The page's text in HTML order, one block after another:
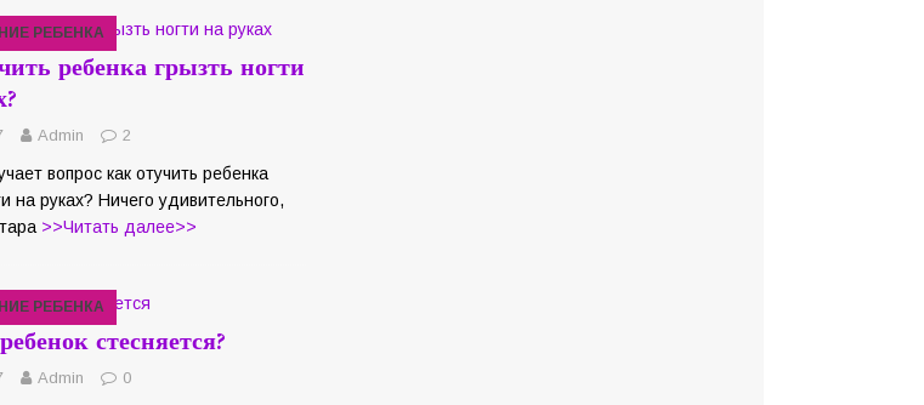
РЕБЕНКА
ребенка грызть ногти
Admin 2
вопрос как отучить ребенка
на руках? Ничего удивительного,
>>Читать далее>>
РЕБЕНКА
стесняется?
Admin 0